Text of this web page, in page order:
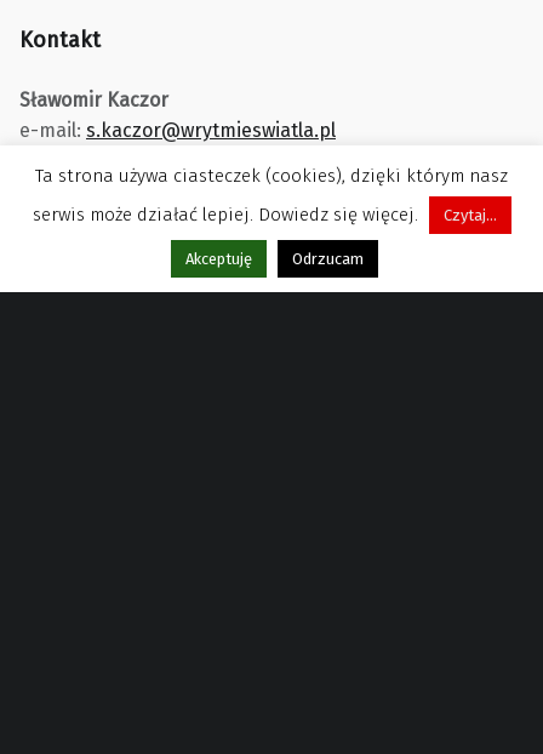
Menu
Kontakt
Sławomir Kaczor
e-mail: s.kaczor@wrytmieswiatla.pl
Ta strona używa ciasteczek (cookies), dzięki którym nasz
serwis może działać lepiej. Dowiedz się więcej.
Czytaj...
Akceptuję Odrzucam